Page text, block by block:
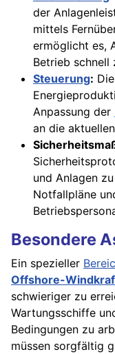
der
mittels
ermöglicht es,
Betrieb schnell
Steuerung:
Anpassung der
an die aktuellen
und Anlagen
Notfallpläne
Besondere
Ein spezieller
Offshore-
schwieriger zu
Wartungsschiffe
Bedingungen zu
müssen sorgfältig